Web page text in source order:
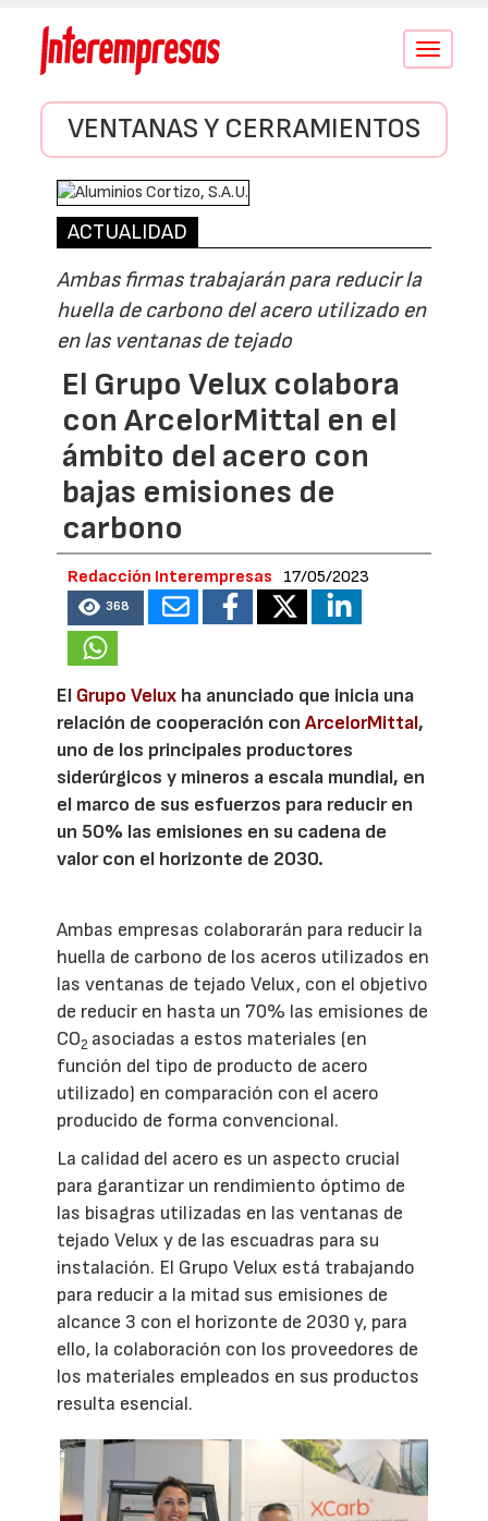
Conmutar
VENTANAS Y CERRAMIENTOS
ACTUALIDAD
Ambas firmas trabajarán para reducir la
huella de carbono del acero utilizado en
en las ventanas de tejado
El Grupo Velux colabora
con ArcelorMittal en el
ámbito del acero con
bajas emisiones de
carbono
Redacción Interempresas 17/05/2023
368
El Grupo Velux ha anunciado que inicia una
relación de cooperación conArcelorMittal,
uno de los principales productores
siderúrgicos y mineros a escala mundial, en
el marco de sus esfuerzos para reducir en
un 50% las emisiones en su cadena de
valor con el horizonte de 2030.
Ambas empresas colaborarán para reducir la
huella de carbono de los aceros utilizados en
las ventanas de tejado Velux, con el objetivo
de reducir en hasta un 70% las emisiones de
CO2 asociadas a estos materiales (en
función del tipo de producto de acero
utilizado) en comparación con el acero
producido de forma convencional.
La calidad del acero es un aspecto crucial
para garantizar un rendimiento óptimo de
las bisagras utilizadas en las ventanas de
tejado Velux y de las escuadras para su
instalación. El Grupo Velux está trabajando
para reducir a la mitad sus emisiones de
alcance 3 con el horizonte de 2030 y, para
ello, la colaboración con los proveedores de
los materiales empleados en sus productos
resulta esencial.